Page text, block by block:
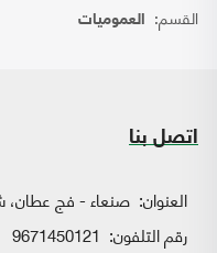
القسم: العموميات
اتصل بنا
العنوان: صنعاء - فج عطان،
رقم التلفون: 9671450121